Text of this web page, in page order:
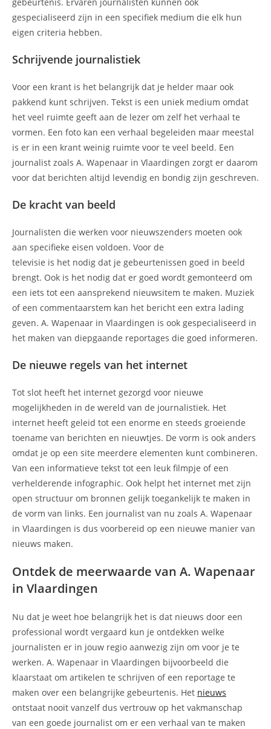
gespecialiseerd zijn in een specifiek medium die elk hun
eigen criteria hebben.
Schrijvende journalistiek
Voor een krant is het belangrijk dat je helder maar ook
pakkend kunt schrijven. Tekst is een uniek medium omdat
het veel ruimte geeft aan de lezer om zelf het verhaal te
vormen. Een foto kan een verhaal begeleiden maar meestal
is er in een krant weinig ruimte voor te veel beeld. Een
journalist zoals A. Wapenaar in Vlaardingen zorgt er daarom
voor dat berichten altijd levendig en bondig zijn geschreven.
De kracht van beeld
Journalisten die werken voor nieuwszenders moeten ook
aan specifieke eisen voldoen. Voor de
televisie is het nodig dat je gebeurtenissen goed in beeld
brengt. Ook is het nodig dat er goed wordt gemonteerd om
een iets tot een aansprekend nieuwsitem te maken. Muziek
of een commentaarstem kan het bericht een extra lading
geven. A. Wapenaar in Vlaardingen is ook gespecialiseerd in
het maken van diepgaande reportages die goed informeren.
De nieuwe regels van het internet
Tot slot heeft het internet gezorgd voor nieuwe
mogelijkheden in de wereld van de journalistiek. Het
internet heeft geleid tot een enorme en steeds groeiende
toename van berichten en nieuwtjes. De vorm is ook anders
omdat je op een site meerdere elementen kunt combineren.
Van een informatieve tekst tot een leuk filmpje of een
verhelderende infographic. Ook helpt het internet met zijn
open structuur om bronnen gelijk toegankelijk te maken in
de vorm van links. Een journalist van nu zoals A. Wapenaar
in Vlaardingen is dus voorbereid op een nieuwe manier van
nieuws maken.
Ontdek de meerwaarde van A. Wapenaar
in Vlaardingen
Nu dat je weet hoe belangrijk het is dat nieuws door een
professional wordt vergaard kun je ontdekken welke
journalisten er in jouw regio aanwezig zijn om voor je te
werken. A. Wapenaar in Vlaardingen bijvoorbeeld die
klaarstaat om artikelen te schrijven of een reportage te
maken over een belangrijke gebeurtenis. Het nieuws
ontstaat nooit vanzelf dus vertrouw op het vakmanschap
van een goede journalist om er een verhaal van te maken